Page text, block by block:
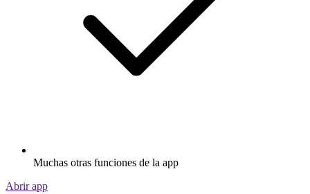
Muchas otras funciones de la app
Abrir app